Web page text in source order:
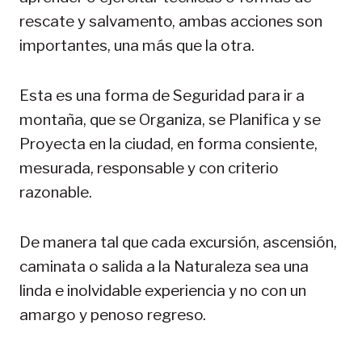
rescate y salvamento, ambas acciones son
importantes, una más que la otra.
Esta es una forma de Seguridad para ir a
montaña, que se Organiza, se Planifica y se
Proyecta en la ciudad, en forma consiente,
mesurada, responsable y con criterio
razonable.
De manera tal que cada excursión, ascensión,
caminata o salida a la Naturaleza sea una
linda e inolvidable experiencia y no con un
amargo y penoso regreso.